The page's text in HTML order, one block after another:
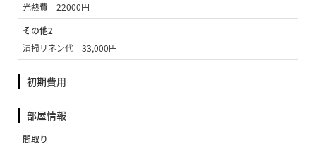
光熱費 22000円
その他2
清掃リネン代 33,000円
初期費用
部屋情報
間取り